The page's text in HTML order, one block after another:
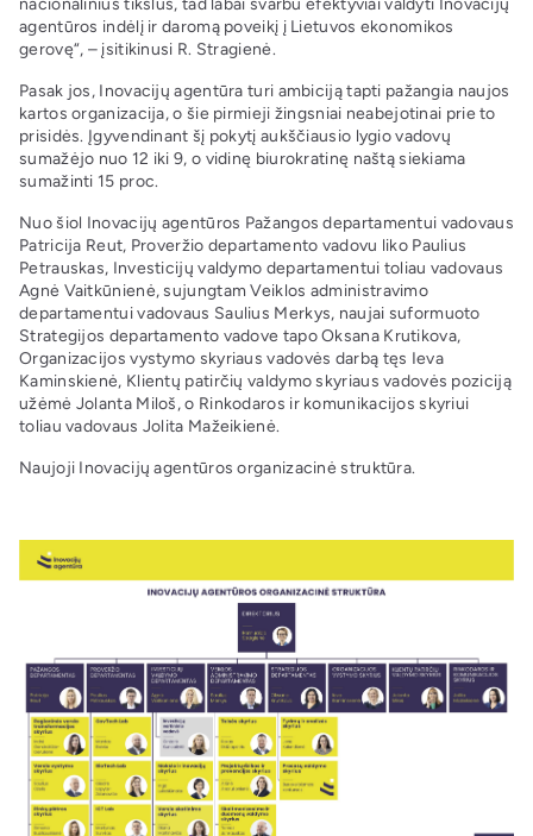
nacionalinius tikslus, tad labai svarbu efektyviai valdyti Inovacijų
agentūros indėlį ir daromą poveikį į Lietuvos ekonomikos
gerovę“, – įsitikinusi R. Stragienė.
Pasak jos, Inovacijų agentūra turi ambiciją tapti pažangia naujos
kartos organizacija, o šie pirmieji žingsniai neabejotinai prie to
prisidės. Įgyvendinant šį pokytį aukščiausio lygio vadovų
sumažėjo nuo 12 iki 9, o vidinę biurokratinę naštą siekiama
sumažinti 15 proc.
Nuo šiol Inovacijų agentūros Pažangos departamentui vadovaus
Patricija Reut, Proveržio departamento vadovu liko Paulius
Petrauskas, Investicijų valdymo departamentui toliau vadovaus
Agnė Vaitkūnienė, sujungtam Veiklos administravimo
departamentui vadovaus Saulius Merkys, naujai suformuoto
Strategijos departamento vadove tapo Oksana Krutikova,
Organizacijos vystymo skyriaus vadovės darbą tęs Ieva
Kaminskienė, Klientų patirčių valdymo skyriaus vadovės poziciją
užėmė Jolanta Miloš, o Rinkodaros ir komunikacijos skyriui
toliau vadovaus Jolita Mažeikienė.
Naujoji Inovacijų agentūros organizacinė struktūra.